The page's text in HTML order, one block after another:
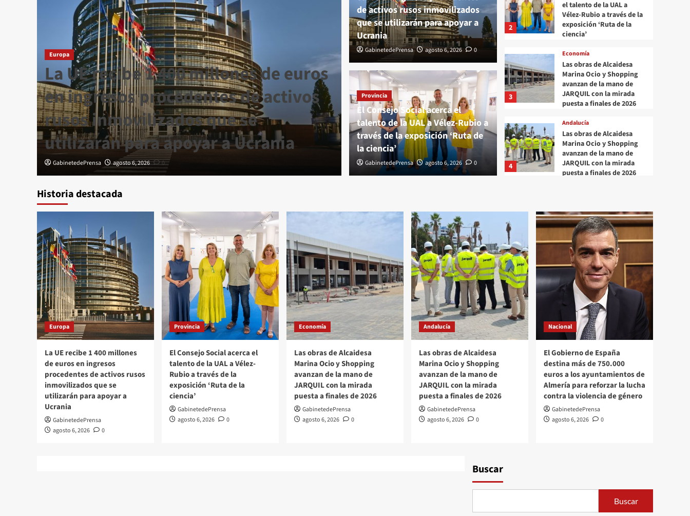
Europa
La UE recibe 1 400 millones de euros
en ingresos procedentes de activos
rusos inmovilizados que se
utilizarán para apoyar a Ucrania
GabinetedePrensa agosto 6, 2026 0
Provincia
El Consejo Social acerca el talento de
la UAL a Vélez-Rubio a través de la
exposición ‘Ruta de la ciencia’
GabinetedePrensa agosto 6, 2026 0
de activos rusos inmovilizados
que se utilizarán para apoyar a
Ucrania
GabinetedePrensa agosto 6, 2026 0
Provincia
El Consejo Social acerca el
talento de la UAL a Vélez-Rubio a
través de la exposición ‘Ruta de
la ciencia’
GabinetedePrensa agosto 6, 2026 0
2
el talento de la UAL a
Vélez-Rubio a través de la
exposición ‘Ruta de la
ciencia’
3
Economía
Las obras de Alcaidesa
Marina Ocio y Shopping
avanzan de la mano de
JARQUIL con la mirada
puesta a finales de 2026
4
Andalucía
Las obras de Alcaidesa
Marina Ocio y Shopping
avanzan de la mano de
JARQUIL con la mirada
puesta a finales de 2026
5
destina más de 750.000
euros a los ayuntamientos
de Almería para reforzar
la lucha contra la
violencia de género
1
Europa
La UE recibe 1 400
millones de euros en
ingresos procedentes de
activos rusos
inmovilizados que se
utilizarán para apoyar a
Ucrania
Provincia
El Consejo Social acerca
el talento de la UAL a
Vélez-Rubio a través de la
exposición ‘Ruta de la
ciencia’
Las obras de Alcaidesa
Historia destacada
Europa
La UE recibe 1 400 millones
de euros en ingresos
procedentes de activos rusos
inmovilizados que se
utilizarán para apoyar a
Ucrania
GabinetedePrensa
agosto 6, 2026
0
Provincia
El Consejo Social acerca el
talento de la UAL a Vélez-
Rubio a través de la
exposición ‘Ruta de la
ciencia’
GabinetedePrensa
agosto 6, 2026
0
Economía
Las obras de Alcaidesa
Marina Ocio y Shopping
avanzan de la mano de
JARQUIL con la mirada
puesta a finales de 2026
GabinetedePrensa
agosto 6, 2026
0
Andalucía
Las obras de Alcaidesa
Marina Ocio y Shopping
avanzan de la mano de
JARQUIL con la mirada
puesta a finales de 2026
GabinetedePrensa
agosto 6, 2026
0
Nacional
El Gobierno de España
destina más de 750.000
euros a los ayuntamientos de
Almería para reforzar la lucha
contra la violencia de género
GabinetedePrensa
agosto 6, 2026
0
Buscar
Buscar